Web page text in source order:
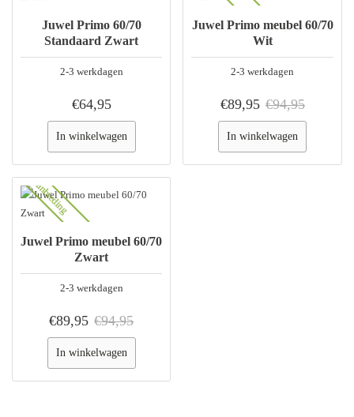
2-3 werkdagen
Juwel Primo 60/70
Standaard Zwart
€64,95
In winkelwagen
2-3 werkdagen
Juwel Primo meubel 60/70
Wit
€89,95 €94,95
In winkelwagen
Aanbieding
2-3 werkdagen
Juwel Primo meubel 60/70
Zwart
€89,95 €94,95
In winkelwagen